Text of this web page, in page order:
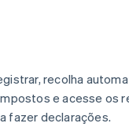
recolha
e acesse os
fazer declarações.